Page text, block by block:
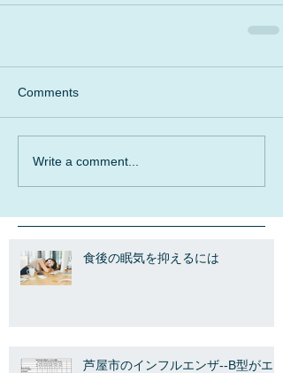
Comments
Write a comment...
食後の眠気を抑えるには
芦屋市のインフルエンザ--B型がエ